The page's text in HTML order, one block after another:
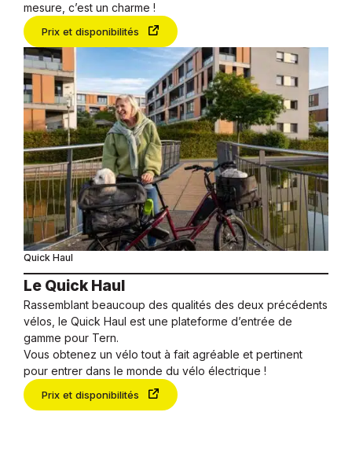
mesure, c’est un charme !
Prix et disponibilités
Quick Haul
Le Quick Haul
Rassemblant beaucoup des qualités des deux précédents
vélos, le Quick Haul est une plateforme d’entrée de
gamme pour Tern.
Vous obtenez un vélo tout à fait agréable et pertinent
pour entrer dans le monde du vélo électrique !
Prix et disponibilités